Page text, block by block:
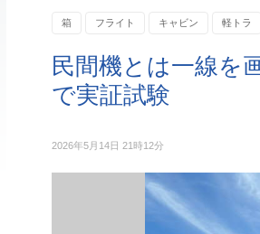
箱 フライト キャビン 軽トラ
民間機とは一線を
で実証試験
2026年5月14日 21時12分